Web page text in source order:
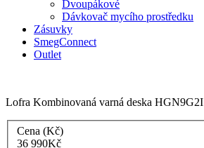
Dvoupákové
Dávkovač mycího prostředku
Zásuvky
SmegConnect
Outlet
Lofra Kombinovaná varná deska HGN9G2I
Cena (Kč)
36 990Kč